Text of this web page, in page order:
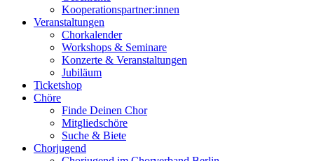
Kooperationspartner:innen
Veranstaltungen
Chorkalender
Workshops & Seminare
Konzerte & Veranstaltungen
Jubiläum
Ticketshop
Chöre
Finde Deinen Chor
Mitgliedschöre
Suche & Biete
Chorjugend